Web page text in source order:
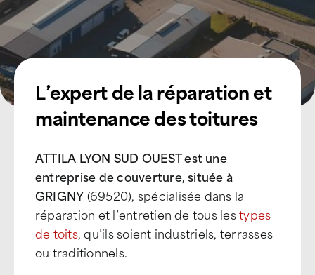
L’expert de la réparation et
maintenance des toitures
ATTILA LYON SUD OUEST est une
entreprise de couverture, située à
GRIGNY(69520), spécialisée dans la
réparation et l’entretien de tous lestypes
de toits, qu’ils soient industriels, terrasses
ou traditionnels.